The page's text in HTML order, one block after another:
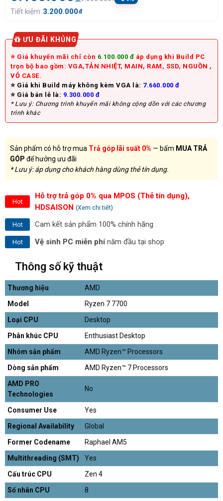
Tiết kiệm 3.200.000đ
ƯU ĐÃI KHỦNG
⭐ Giá khuyến mãi chỉ còn 6.100.000 đ áp dụng khi Build PC
trọn bộ bao gồm: VGA,TẢN NHIỆT, MAIN, RAM, SSD, NGUỒN ,
VỎ CASE.
⭐ Giá khi Build máy không kèm VGA là: 7.660.000 đ
⭐ Giá bán lẻ là: 9.300.000 đ
* Lưu ý: Chương trình khuyến mãi không cộng dồn với các chương
trình khác
Sản phẩm có hỗ trợ mua Trả góp lãi suất 0% — bấm MUA TRẢ
GÓP để hưởng ưu đãi
* Lưu ý: áp dụng cho khách hàng dùng thẻ tín dụng.
Hot
Hỗ trợ trả góp 0% qua MPOS (Thẻ tín dụng),
HDSAISON (Xem chi tiết)
Hot Cam kết sản phẩm 100% chính hãng
Hot Vệ sinh PC miễn phínăm đầu tại shop
Thông số kỹ thuật
Thương hiệu
AMD
Model
Ryzen 7 7700
Loại CPU
Desktop
Phân khúc CPU
Enthusiast Desktop
Nhóm sản phẩm
AMD Ryzen™ Processors
Dòng sản phẩm
AMD Ryzen™ 7 Processors
AMD PRO
Technologies
No
Consumer Use
Yes
Regional Availability
Global
Former Codename
Raphael AM5
Multithreading (SMT)
Yes
Cấu trúc CPU
Zen 4
Số nhân CPU
8